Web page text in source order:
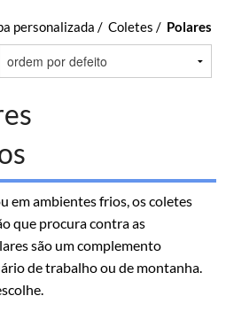
personalizada Coletes Polares
em ambientes frios, os coletes
que procura contra as
são um complemento
de trabalho ou de montanha.